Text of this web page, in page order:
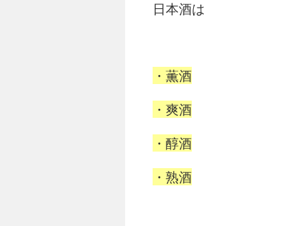
日本酒は
・薫酒
・爽酒
・醇酒
・熟酒